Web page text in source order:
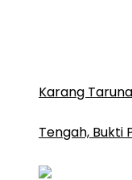
Karang
Tengah, Bukti